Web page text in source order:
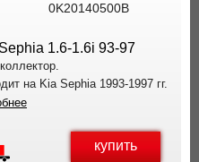
0K20140500B
1.6-1.6i 93-97
на Kia Sephia 1993-1997 гг.
купить